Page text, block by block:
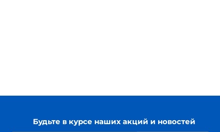
Будьте в курсе наших акций и новостей